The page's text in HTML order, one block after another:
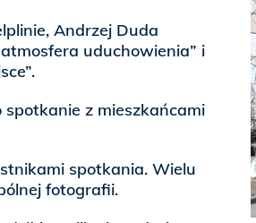
Andrzej Duda
uduchowienia” i
spotkanie z mieszkańcami
spotkania. Wielu
fotografii.